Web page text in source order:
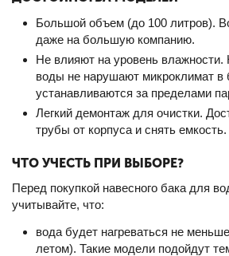
Большой объем (до 100 литров).
даже на большую компанию.
Не влияют на уровень
воды не нарушают микроклимат в
устанавливаются за пределами
Легкий демонтаж для очистки.
трубы от корпуса и снять емкость.
ЧТО УЧЕСТЬ ПРИ ВЫБОРЕ?
Перед покупкой навесного бака для
учитывайте, что:
вода будет нагреваться не
летом). Такие модели подойдут